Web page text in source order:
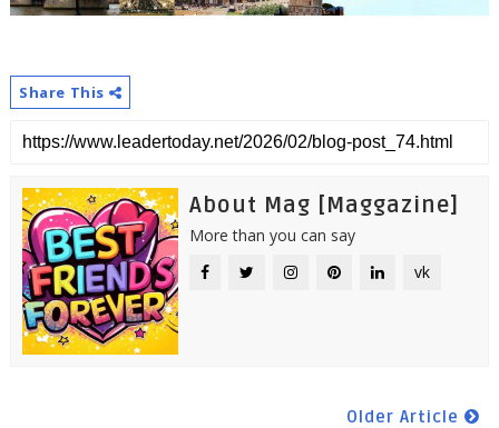
Share This
About Mag [Maggazine]
More than you can say
vk
Older Article